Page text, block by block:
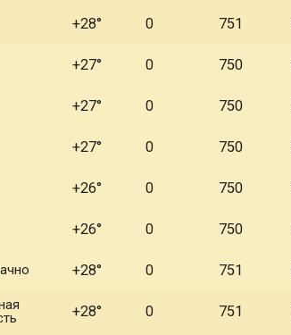
+28° 0 751
+27° 0 750
+27° 0 750
+27° 0 750
+26° 0 750
+26° 0 750
+28° 0 751
+28° 0 751